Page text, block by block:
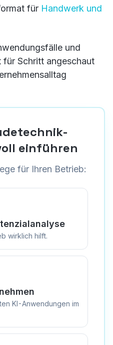
für Handwerk und
und
Schritt angeschaut
einführen
für Ihren Betrieb:
wirklich hilft.
KI-Anwendungen im